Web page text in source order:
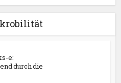
e:
durch die